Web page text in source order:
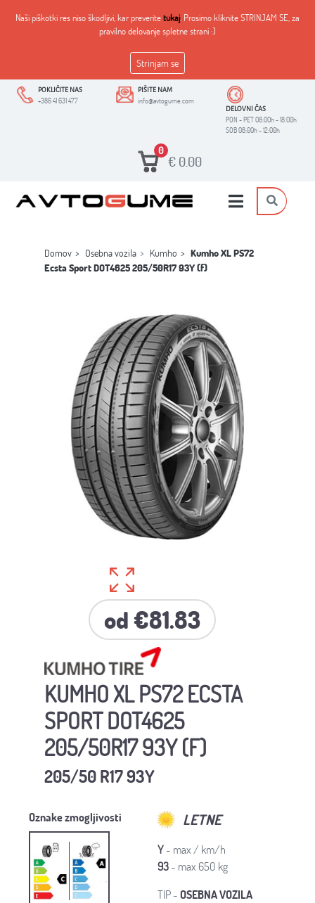
Naši piškotki res niso škodljivi, kar preveritetukaj. Prosimo kliknite STRINJAM SE, za
pravilno delovanje spletne strani :)
Strinjam se
POKLIČITE NAS
+386 41 631 477
PIŠITE NAM
info@avtogume.com
DELOVNI ČAS
PON - PET 08:00h - 18:00h
SOB 08:00h - 12:00h
0
€ 0.00
Domov Osebna vozila Kumho
Kumho XL PS72
Ecsta Sport DOT4625 205/50R17 93Y (f)
od €81.83
KUMHO XL PS72 ECSTA
SPORT DOT4625
205/50R17 93Y (F)
205/50 R17 93Y
Oznake zmogljivosti LETNE
Y- max / km/h
93- max 650 kg
TIP -OSEBNA VOZILA